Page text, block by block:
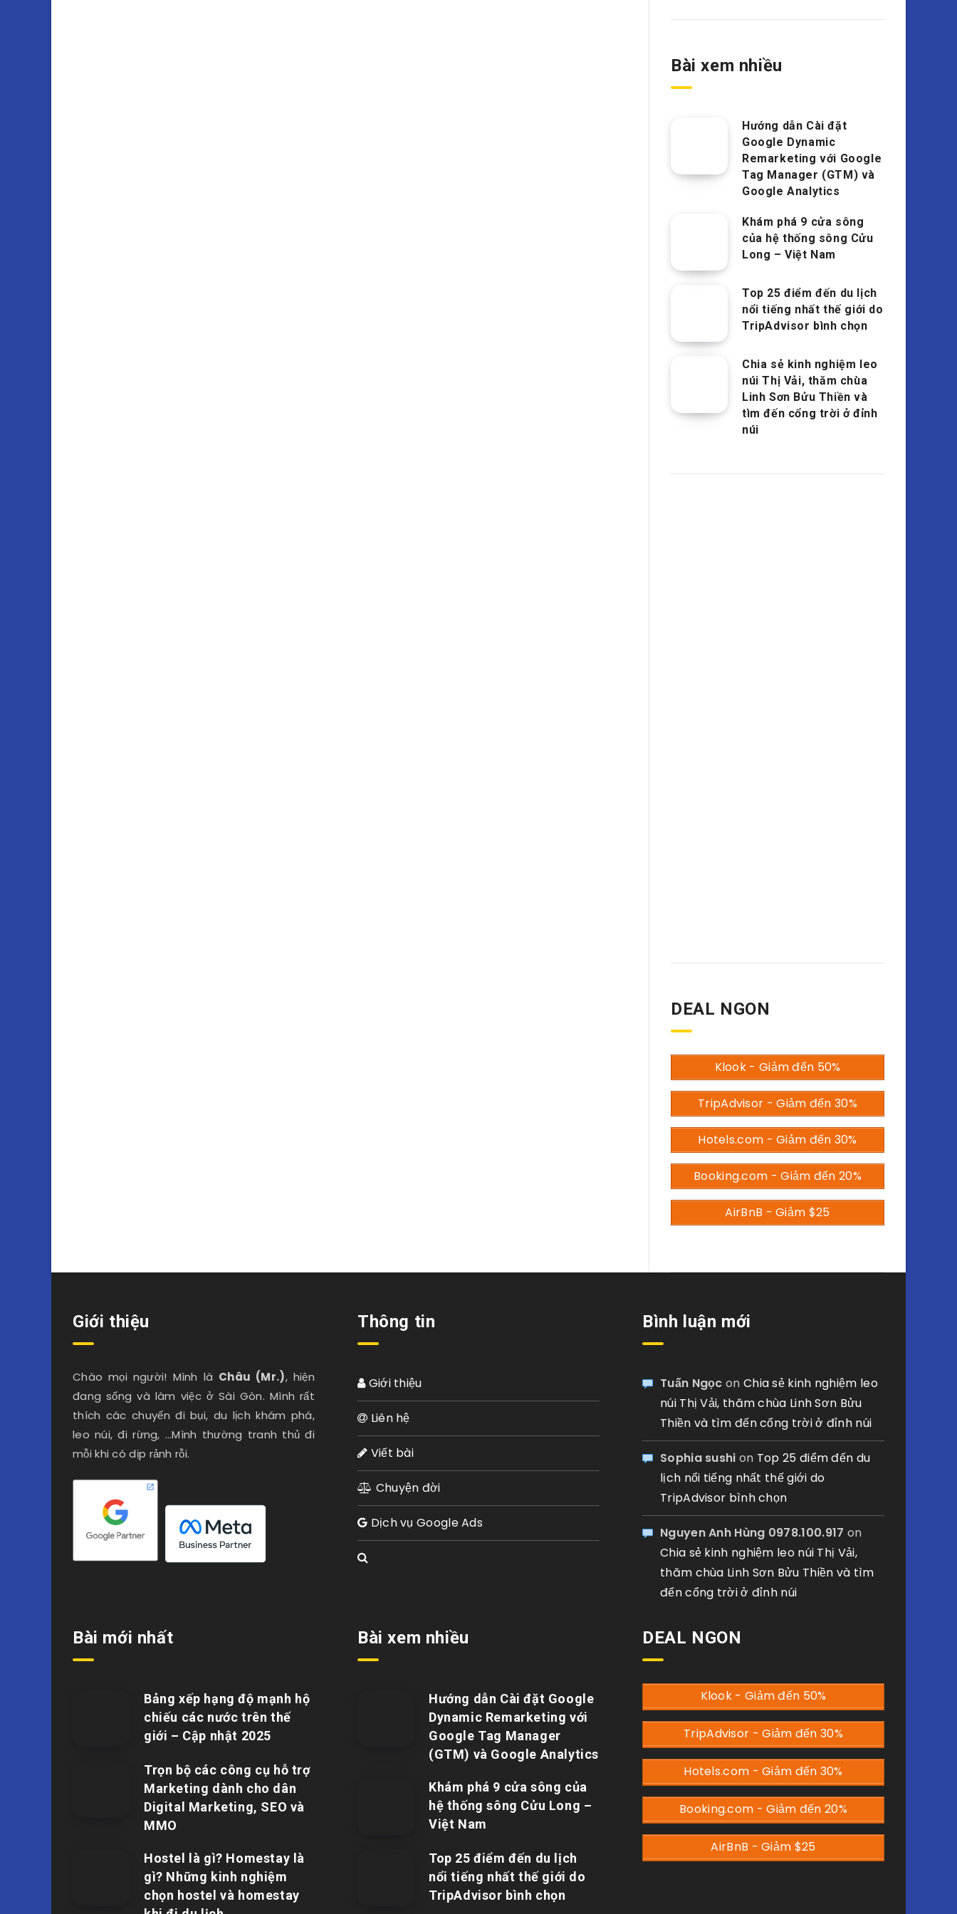
Bài xem nhiều
Hướng dẫn Cài đặt
Google Dynamic
Remarketing với Google
Tag Manager (GTM) và
Google Analytics
Khám phá 9 cửa sông
của hệ thống sông Cửu
Long – Việt Nam
Top 25 điểm đến du lịch
nổi tiếng nhất thế giới do
TripAdvisor bình chọn
Chia sẻ kinh nghiệm leo
núi Thị Vải, thăm chùa
Linh Sơn Bửu Thiền và
tìm đến cổng trời ở đỉnh
núi
DEAL NGON
Klook - Giảm đến 50%
TripAdvisor - Giảm đến 30%
Hotels.com - Giảm đến 30%
Booking.com - Giảm đến 20%
AirBnB - Giảm $25
Giới thiệu
Chào mọi người! Mình là Châu (Mr.), hiện
đang sống và làm việc ở Sài Gòn. Mình rất
thích các chuyến đi bụi, du lịch khám phá,
leo núi, đi rừng, …Mình thường tranh thủ đi
mỗi khi có dịp rảnh rỗi.
Thông tin
Giới thiệu
Liên hệ
Viết bài
Chuyện đời
Dịch vụ Google Ads
Bình luận mới
Tuấn Ngọc on Chia sẻ kinh nghiệm leo
núi Thị Vải, thăm chùa Linh Sơn Bửu
Thiền và tìm đến cổng trời ở đỉnh núi
Sophia sushi on Top 25 điểm đến du
lịch nổi tiếng nhất thế giới do
TripAdvisor bình chọn
Nguyen Anh Hùng 0978.100.917 on
Chia sẻ kinh nghiệm leo núi Thị Vải,
thăm chùa Linh Sơn Bửu Thiền và tìm
đến cổng trời ở đỉnh núi
Bài mới nhất
Bảng xếp hạng độ mạnh hộ
chiếu các nước trên thế
giới – Cập nhật 2025
Trọn bộ các công cụ hỗ trợ
Marketing dành cho dân
Digital Marketing, SEO và
MMO
Hostel là gì? Homestay là
gì? Những kinh nghiệm
chọn hostel và homestay
Bài xem nhiều
Hướng dẫn Cài đặt Google
Dynamic Remarketing với
Google Tag Manager
(GTM) và Google Analytics
Khám phá 9 cửa sông của
hệ thống sông Cửu Long –
Việt Nam
Top 25 điểm đến du lịch
nổi tiếng nhất thế giới do
TripAdvisor bình chọn
DEAL NGON
Klook - Giảm đến 50%
TripAdvisor - Giảm đến 30%
Hotels.com - Giảm đến 30%
Booking.com - Giảm đến 20%
AirBnB - Giảm $25